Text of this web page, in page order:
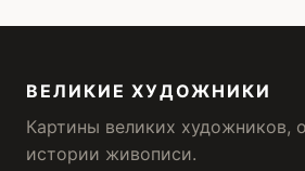
ВЕЛИКИЕ ХУДОЖНИКИ
Картины великих художников,
истории живописи.